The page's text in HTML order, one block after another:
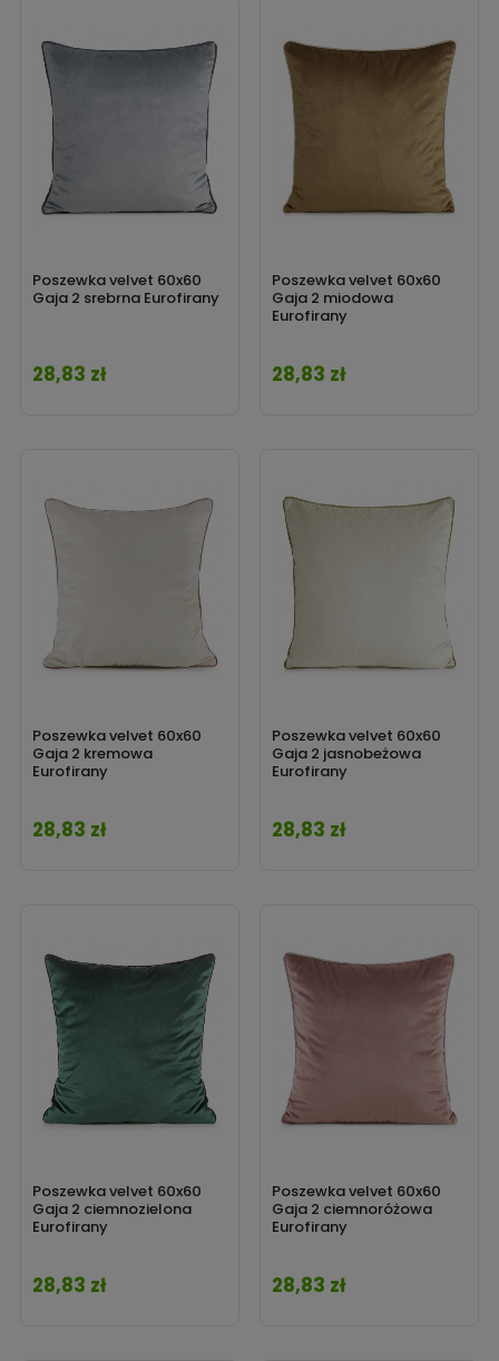
Poszewka velvet 60x60
Gaja 2 srebrna Eurofirany
Cena
28,83 zł
Poszewka velvet 60x60
Gaja 2 miodowa
Eurofirany
Cena
28,83 zł
Poszewka velvet 60x60
Gaja 2 kremowa
Eurofirany
Cena
28,83 zł
Poszewka velvet 60x60
Gaja 2 jasnobeżowa
Eurofirany
Cena
28,83 zł
Poszewka velvet 60x60
Gaja 2 ciemnozielona
Eurofirany
Cena
28,83 zł
Poszewka velvet 60x60
Gaja 2 ciemnoróżowa
Eurofirany
Cena
28,83 zł